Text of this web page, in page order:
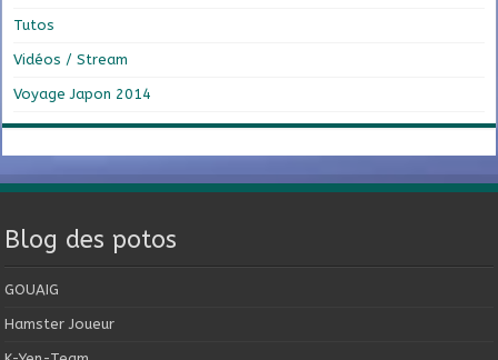
Tutos
Vidéos / Stream
Voyage Japon 2014
Blog des potos
GOUAIG
Hamster Joueur